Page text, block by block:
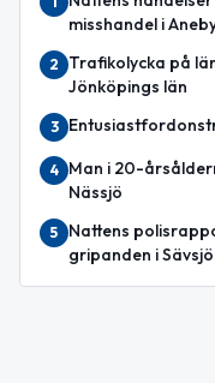
misshandel i
2
Trafikolycka på
Jönköpings län
3
4
Man i 20-
Nässjö
5
Nattens
gripanden i Sävsjö